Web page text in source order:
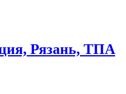
Рязань, ТПА